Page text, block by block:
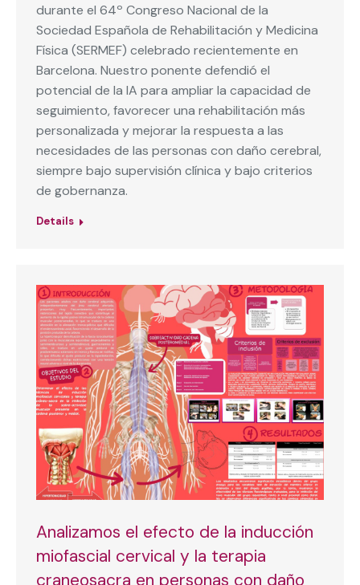
durante el 64º Congreso Nacional de la
Sociedad Española de Rehabilitación y Medicina
Física (SERMEF) celebrado recientemente en
Barcelona. Nuestro ponente defendió el
potencial de la IA para ampliar la capacidad de
seguimiento, favorecer una rehabilitación más
personalizada y mejorar la respuesta a las
necesidades de las personas con daño cerebral,
siempre bajo supervisión clínica y bajo criterios
de gobernanza.
Details
Analizamos el efecto de la inducción
miofascial cervical y la terapia
craneosacra en personas con daño